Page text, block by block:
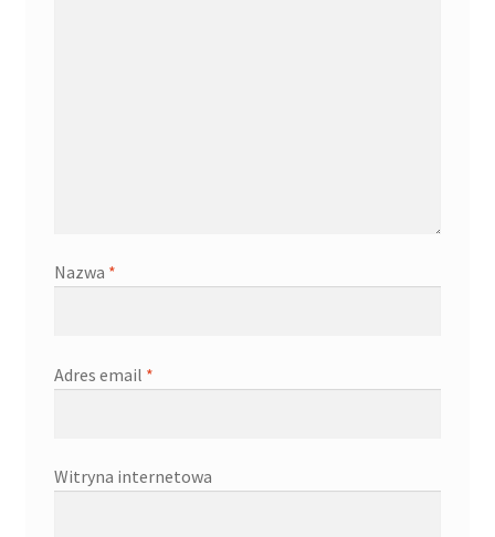
Nazwa *
Adres email *
Witryna internetowa